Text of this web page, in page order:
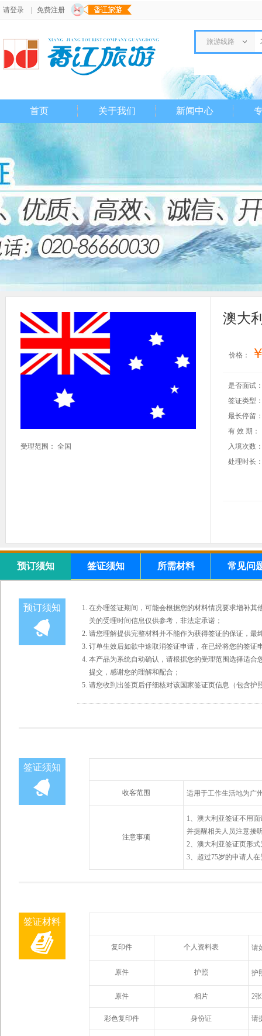
请登录 免费注册
旅游线路
首页 关于我们 新闻中心
受理范围： 全国
澳大
价格：
是否面试
签证类型
最长停留
有 效 期：
入境次数
处理时长
预订须知 签证须知 所需材料 常见问
预订须知
在办理签证期间，可能会根据您的材料情况要求增补
关的受理时间信息仅供参考，非法定承诺；
请您理解提供完整材料并不能作为获得签证的保证，最
订单生效后如欲中途取消签证申请，在已经将您的签
本产品为系统自动确认，请根据您的受理范围选择适
提交，感谢您的理解和配合；
请您收到出签页后仔细核对该国家签证页信息（包含
签证须知
收客范围 适用于工作生活地为广
注意事项
1、澳大利亚签证不用
并提醒相关人员注意接
2、澳大利亚签证页形
3、超过75岁的申请人
签证材料
复印件 个人资料表 请
原件 护照 护
原件 相片 2
彩色复印件 身份证 请